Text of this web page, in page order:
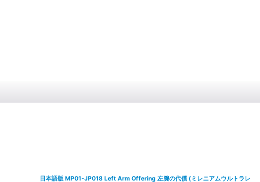
日本語版 MP01-JP018 Left Arm Offering 左腕の代償 (ミレニアムウルトラレ